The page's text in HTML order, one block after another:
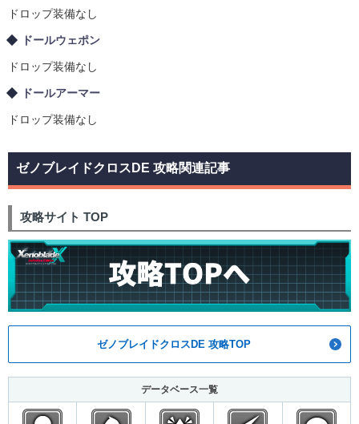
ドロップ装備なし
ドールウェポン
ドロップ装備なし
ドールアーマー
ドロップ装備なし
ゼノブレイドクロスDE 攻略関連記事
攻略サイト TOP
ゼノブレイドクロスDE 攻略TOP
データベース一覧